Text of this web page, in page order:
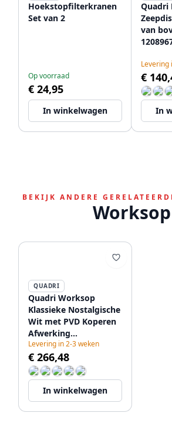
Hoekstopfilterkranen
Set van 2
Op voorraad
€ 24,95
In winkelwagen
Quadri
van
Levering
€
In
BEKIJK ANDERE
Worksop
QUADRI
Quadri Worksop
Klassieke Nostalgische
Wit met PVD Koperen
Afwerking
Keukenkraan met
Keramische Handvat
1208967722
Levering in 2-3 weken
€ 266,48
In winkelwagen